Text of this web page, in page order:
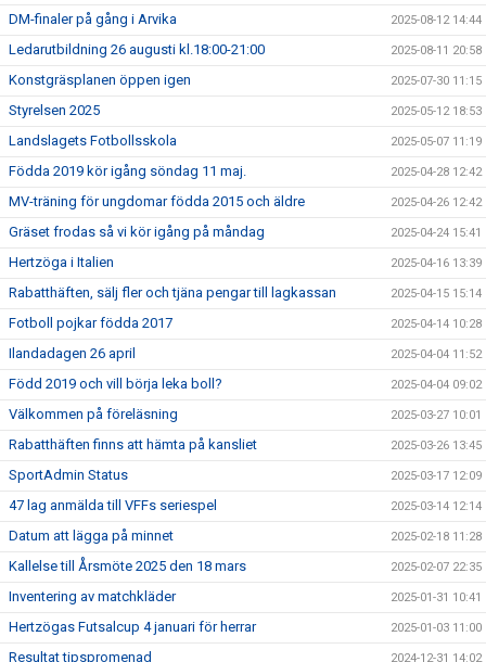
DM-finaler på gång i Arvika 2025-08-12 14:44
Ledarutbildning 26 augusti kl.18:00-21:00 2025-08-11 20:58
Konstgräsplanen öppen igen 2025-07-30 11:15
Styrelsen 2025 2025-05-12 18:53
Landslagets Fotbollsskola 2025-05-07 11:19
Födda 2019 kör igång söndag 11 maj. 2025-04-28 12:42
MV-träning för ungdomar födda 2015 och äldre 2025-04-26 12:42
Gräset frodas så vi kör igång på måndag 2025-04-24 15:41
Hertzöga i Italien 2025-04-16 13:39
Rabatthäften, sälj fler och tjäna pengar till lagkassan 2025-04-15 15:14
Fotboll pojkar födda 2017 2025-04-14 10:28
Ilandadagen 26 april 2025-04-04 11:52
Född 2019 och vill börja leka boll? 2025-04-04 09:02
Välkommen på föreläsning 2025-03-27 10:01
Rabatthäften finns att hämta på kansliet 2025-03-26 13:45
SportAdmin Status 2025-03-17 12:09
47 lag anmälda till VFFs seriespel 2025-03-14 12:14
Datum att lägga på minnet 2025-02-18 11:28
Kallelse till Årsmöte 2025 den 18 mars 2025-02-07 22:35
Inventering av matchkläder 2025-01-31 10:41
Hertzögas Futsalcup 4 januari för herrar 2025-01-03 11:00
Resultat tipspromenad 2024-12-31 14:02